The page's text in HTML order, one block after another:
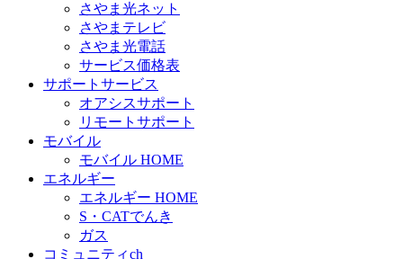
さやま光ネット
さやまテレビ
さやま光電話
サービス価格表
サポートサービス
オアシスサポート
リモートサポート
モバイル
モバイル HOME
エネルギー
エネルギー HOME
S・CATでんき
ガス
コミュニティch